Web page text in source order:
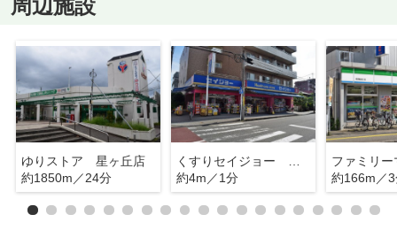
周辺施設
ゆりストア 星ヶ丘店
約1850m／24分
約4m／1分
約166m／